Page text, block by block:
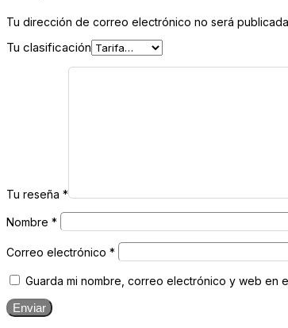
Tu dirección de correo electrónico no será
Tu clasificación
Tu reseña *
Nombre *
Correo electrónico *
Guarda mi nombre, correo electrónico y web en
Enviar